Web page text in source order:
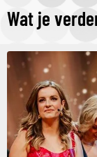
Wat je